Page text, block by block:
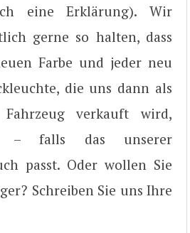
eine Erklärung). Wir
gerne so halten, dass
Farbe und jeder neu
die uns dann als
verkauft wird,
– falls das unserer
passt. Oder wollen Sie
Schreiben Sie uns Ihre